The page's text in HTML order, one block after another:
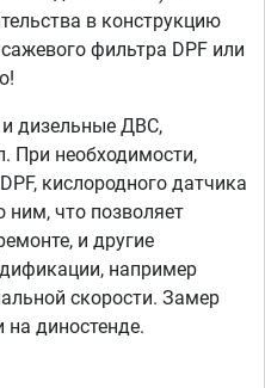
в конструкцию
фильтра DPF или
дизельные ДВС,
При необходимости,
кислородного датчика
что позволяет
и другие
например
скорости. Замер
диностенде.